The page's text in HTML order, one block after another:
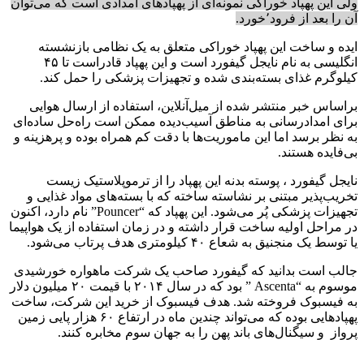
آن را بعد از فرود٬خورد.
ایده و ساخت این پهپاد خوراکی متعلق به یک نظامی بازنشسته
انگلیسی به نام نایجل گیفورد است و این پهپاد قادراست تا ۴۵
کیلوگرم غذای بسته‌بندی شده و تجهیزات پزشکی را حمل کند.
براساس خبر منتشر شده از میل‌آنلاین، استفاده از ارسال هوایی
برای امدادرسانی به مناطق آسیب‌دیده ممکن است راه‌حل ساده‌ای
به نظر برسد اما این ماموریت‌ها با دقت کم همراه بوده و پرهزینه و
بی‌فایده هستند.
نایجل گیفورد ، پوسته بدنه این پهپاد را از ترموپلاستیک زیست
تخریب‌پذیر مبتنی بر نشاسته ساخته که با بسته‌های مواد غذایی و
تجهیزات پزشکی پُر می‌شود. این پهپاد که “Pouncer” نام دارد، اکنون
در مراحل اولیه ساخت قرار داشته و در زمان استفاده از یک هواپیما
یا توسط یک منجنیق به شعاع ۴۰ کیلومتری هدف پرتاب می‌شود.
جالب است بدانید که گیفورد صاحب یک شرکت ماهواره خورشیدی
موسوم به “Ascenta ” بود که در سال ۲۰۱۴ با قیمت ۲۰ میلیون دلار
به فیسبوک فروخته شد. هدف فیسبوک از خرید این شرکت، ساخت
پهپادهایی بوده که می‌تواند چندین ماه در ارتفاع ۶۰ هزار پایی زمین
پرواز و سیگنال‌های باند پهن را به جهان سوم مخابره کنند.